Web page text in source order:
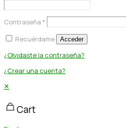
Contraseña *
Recuérdame
Acceder
¿Olvidaste la contraseña?
¿Crear una cuenta?
✕
Cart